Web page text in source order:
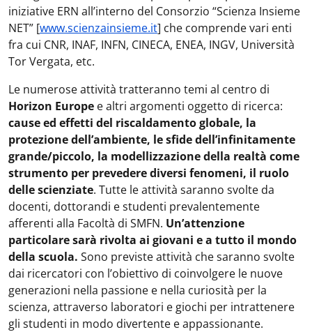
iniziative ERN all’interno del Consorzio “Scienza Insieme
NET” [www.scienzainsieme.it] che comprende vari enti
fra cui CNR, INAF, INFN, CINECA, ENEA, INGV, Università
Tor Vergata, etc.
Le numerose attività tratteranno temi al centro di
Horizon Europe e altri argomenti oggetto di ricerca:
cause ed effetti del riscaldamento globale, la
protezione dell’ambiente, le sfide dell’infinitamente
grande/piccolo, la modellizzazione della realtà come
strumento per prevedere diversi fenomeni, il ruolo
delle scienziate. Tutte le attività saranno svolte da
docenti, dottorandi e studenti prevalentemente
afferenti alla Facoltà di SMFN. Un’attenzione
particolare sarà rivolta ai giovani e a tutto il mondo
della scuola. Sono previste attività che saranno svolte
dai ricercatori con l’obiettivo di coinvolgere le nuove
generazioni nella passione e nella curiosità per la
scienza, attraverso laboratori e giochi per intrattenere
gli studenti in modo divertente e appassionante.